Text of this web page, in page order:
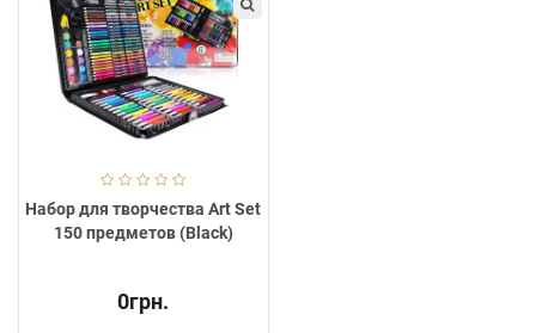
Набор для творчества Art Set
150 предметов (Black)
0грн.